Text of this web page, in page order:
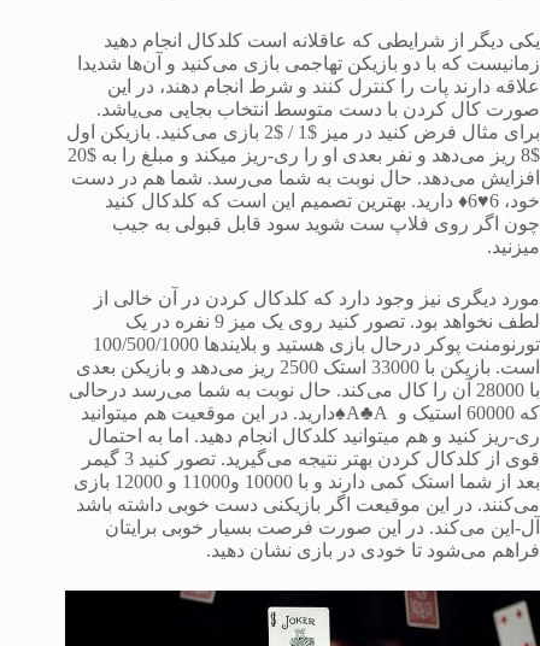
یکی دیگر از شرایطی که عاقلانه است کلدکال انجام دهید
زمانیست که با دو بازیکن تهاجمی بازی می‌کنید و آن‌ها شدیدا
علاقه دارند پات را کنترل کنند و شرط انجام دهند، در این
صورت کال کردن با دست متوسط انتخاب بجایی می‌یاشد.
برای مثال فرض کنید در میز $1 / $2 بازی می‌کنید. بازیکن اول
$8 ریز می‌دهد و نفر بعدی او را ری-ریز میکند و مبلغ را به $20
افزایش می‌دهد. حال نوبت به شما می‌ر‌سد. شما هم در دست
خود، 󠆘6♥6♦ دارید. بهترین تصمیم این است که کلدکال کنید
چون اگر روی فلاپ ست شوید سود قابل قبولی به جیب
میزنید.
مورد دیگری نیز وجود دارد که کلدکال کردن در آن خالی از
لطف نخواهد بود. تصور کنید روی یک میز 9 نفره در یک
تورنومنت پوکر درحال بازی هستید و بلایندها 100/500/1000
است. بازیکن با 33000 استک 2500 ریز می‌دهد و بازیکن بعدی
با 28000 آن را کال می‌کند. حال نوبت به شما می‌رسد درحالی
که 60000 استیک و A♣A♠دارید. در این موقعیت هم میتوانید
ری-ریز کنید و هم میتوانید کلدکال انجام دهید. اما به احتمال
قوی از کلدکال کردن بهتر نتیجه می‌گیرید. تصور کنید 3 گیمر
بعد از شما استک کمی دارند و با 10000 و11000 و 12000 بازی
می‌کنند. در این موقیعت اگر بازیکنی دست خوبی داشته باشد
آل-این می‌کند. در این صورت فرصت بسیار خوبی برایتان
فراهم می‌شود تا خودی در بازی نشان دهید.